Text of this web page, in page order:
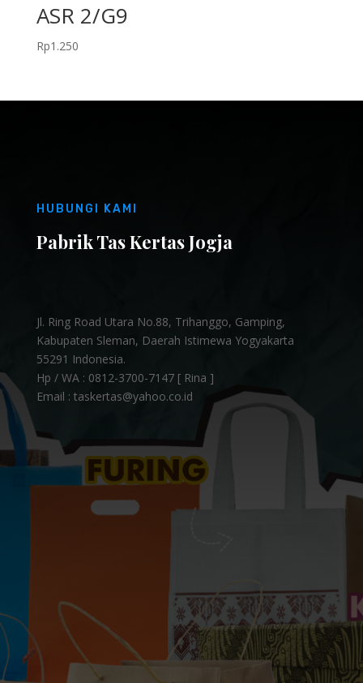
ASR 2/G9
Rp1.250
HUBUNGI KAMI
Pabrik Tas Kertas Jogja
Jl. Ring Road Utara No.88, Trihanggo, Gamping,
Kabupaten Sleman, Daerah Istimewa Yogyakarta
55291 Indonesia.
Hp / WA : 0812-3700-7147 [ Rina ]
Email : taskertas@yahoo.co.id